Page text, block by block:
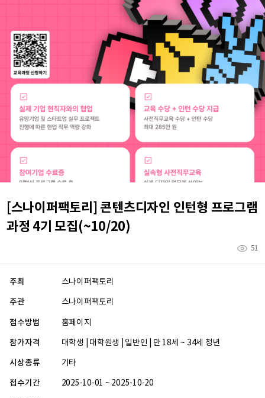
[스나이퍼팩토리] 콘텐츠디자인 인턴형 프로그램
과정 4기 모집(~10/20)
51
주최 스나이퍼팩토리
주관 스나이퍼팩토리
접수방법 홈페이지
참가자격 대학생 | 대학원생 | 일반인 | 만 18세 ~ 34세 청년
시상종류 기타
접수기간 2025-10-01 ~ 2025-10-20